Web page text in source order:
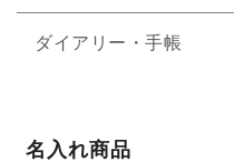
ダイアリー・手帳
名入れ商品